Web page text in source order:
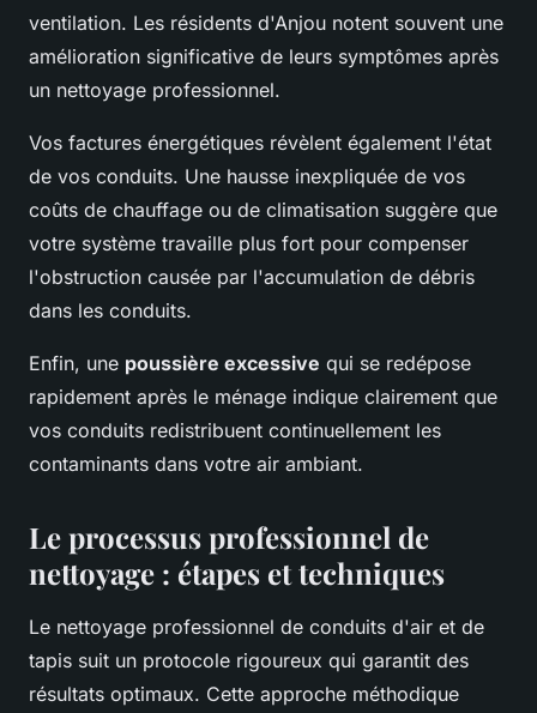
ventilation. Les résidents d'Anjou notent souvent une
amélioration significative de leurs symptômes après
un nettoyage professionnel.
Vos factures énergétiques révèlent également l'état
de vos conduits. Une hausse inexpliquée de vos
coûts de chauffage ou de climatisation suggère que
votre système travaille plus fort pour compenser
l'obstruction causée par l'accumulation de débris
dans les conduits.
Enfin, une poussière excessive qui se redépose
rapidement après le ménage indique clairement que
vos conduits redistribuent continuellement les
contaminants dans votre air ambiant.
Le processus professionnel de
nettoyage : étapes et techniques
Le nettoyage professionnel de conduits d'air et de
tapis suit un protocole rigoureux qui garantit des
résultats optimaux. Cette approche méthodique